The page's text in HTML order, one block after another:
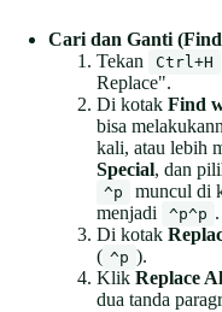
Cari dan Ganti
Tekan
Ctrl+H
Replace".
Di kotak Find
bisa
kali, atau lebih
Special, dan
^p muncul di
menjadi
^p^p .
Di kotak
( ^p ).
Klik Replace
dua tanda